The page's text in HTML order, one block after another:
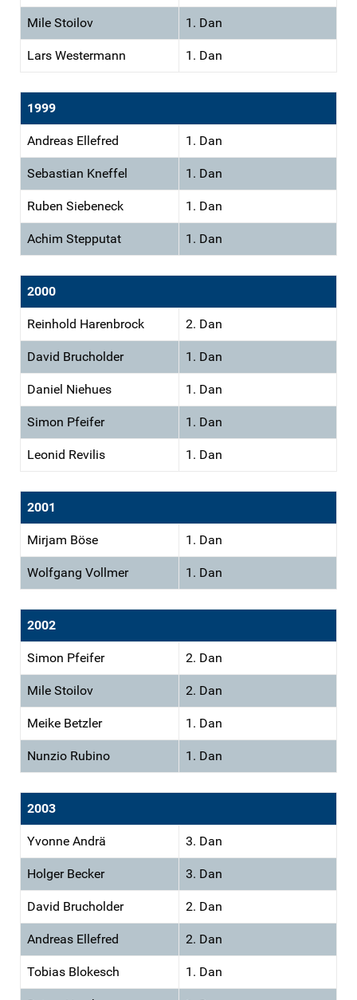
Mile Stoilov 1. Dan
Lars Westermann 1. Dan
1999
Andreas Ellefred 1. Dan
Sebastian Kneffel 1. Dan
Ruben Siebeneck 1. Dan
Achim Stepputat 1. Dan
2000
Reinhold Harenbrock 2. Dan
David Brucholder 1. Dan
Daniel Niehues 1. Dan
Simon Pfeifer 1. Dan
Leonid Revilis 1. Dan
2001
Mirjam Böse 1. Dan
Wolfgang Vollmer 1. Dan
2002
Simon Pfeifer 2. Dan
Mile Stoilov 2. Dan
Meike Betzler 1. Dan
Nunzio Rubino 1. Dan
2003
Yvonne Andrä 3. Dan
Holger Becker 3. Dan
David Brucholder 2. Dan
Andreas Ellefred 2. Dan
Tobias Blokesch 1. Dan